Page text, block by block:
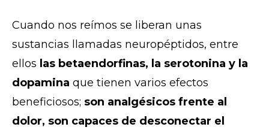
Cuando nos reímos se liberan unas
sustancias llamadas neuropéptidos, entre
ellos las betaendorfinas, la serotonina y la
dopamina que tienen varios efectos
beneficiosos; son analgésicos frente al
dolor, son capaces de desconectar el